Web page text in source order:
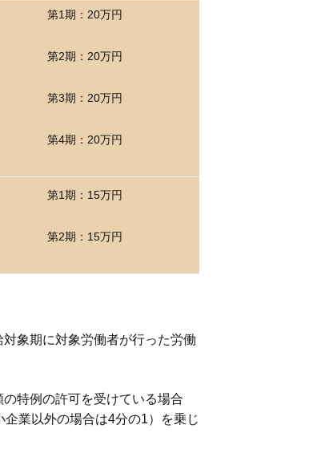
第1期：20万円
第2期：20万円
第3期：20万円
第4期：20万円
第1期：15万円
第2期：15万円
象期に対象労働者が行った労働
特例の許可を受けている場合
業以外の場合は4分の1）を乗じ